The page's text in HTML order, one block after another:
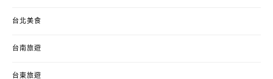
台北美食
台南旅遊
台東旅遊